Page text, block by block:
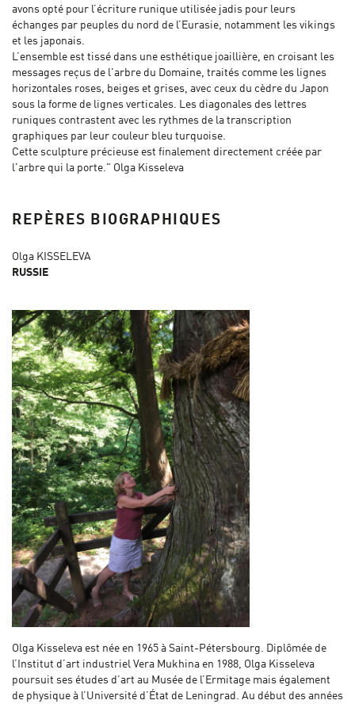
avons opté pour l’écriture runique utilisée jadis pour leurs
échanges par peuples du nord de l’Eurasie, notamment les vikings
et les japonais.
L’ensemble est tissé dans une esthétique joaillière, en croisant les
messages reçus de l'arbre du Domaine, traités comme les lignes
horizontales roses, beiges et grises, avec ceux du cèdre du Japon
sous la forme de lignes verticales. Les diagonales des lettres
runiques contrastent avec les rythmes de la transcription
graphiques par leur couleur bleu turquoise.
Cette sculpture précieuse est finalement directement créée par
l'arbre qui la porte." Olga Kisseleva
REPÈRES BIOGRAPHIQUES
Olga KISSELEVA
RUSSIE
Olga Kisseleva est née en 1965 à Saint-Pétersbourg. Diplômée de
l’Institut d’art industriel Vera Mukhina en 1988, Olga Kisseleva
poursuit ses études d’art au Musée de l’Ermitage mais également
de physique à l’Université d’État de Leningrad. Au début des années